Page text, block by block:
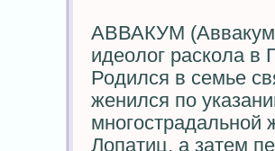
АВВАКУМ (Аввакум
идеолог раскола в
Родился в семье
женился по
Лопатиц, а затем